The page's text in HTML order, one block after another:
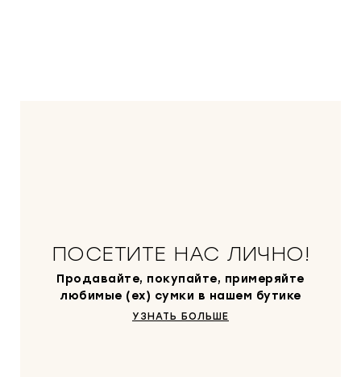
ПОСЕТИТЕ НАС ЛИЧНО!
Продавайте, покупайте, примеряйте
любимые (ex) сумки в нашем бутике
УЗНАТЬ БОЛЬШЕ